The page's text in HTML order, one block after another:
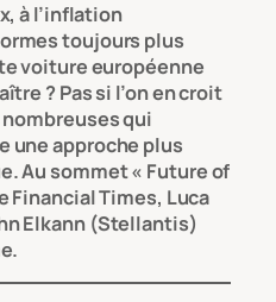
à l’inflation
toujours plus
voiture européenne
? Pas si l’on en croit
qui
une approche plus
Au sommet « Future of
Financial Times, Luca
Elkann (Stellantis)